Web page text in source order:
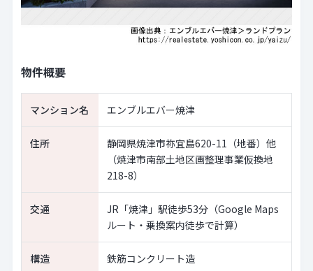
物件概要
マンション名 エンブルエバー焼津
住所
静岡県焼津市祢宜島620-11（地番）他
（焼津市南部土地区画整理事業仮換地
218-8）
交通
JR「焼津」駅徒歩53分（Google Maps
ルート・乗換案内徒歩で計算）
構造 鉄筋コンクリート造